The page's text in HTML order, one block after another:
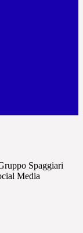
Spaggiari
Media